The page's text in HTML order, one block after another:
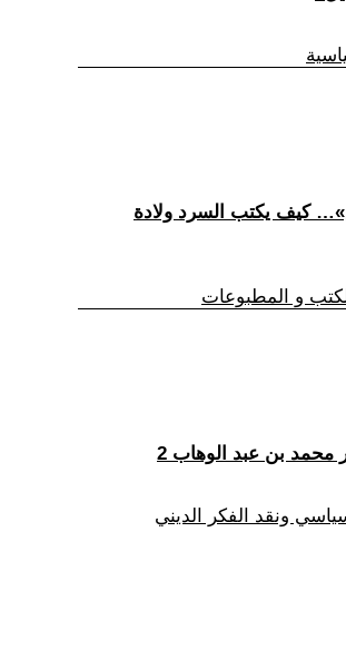
كيف يكتب السرد ولادة
و المطبوعات
ونقد الفكر الديني